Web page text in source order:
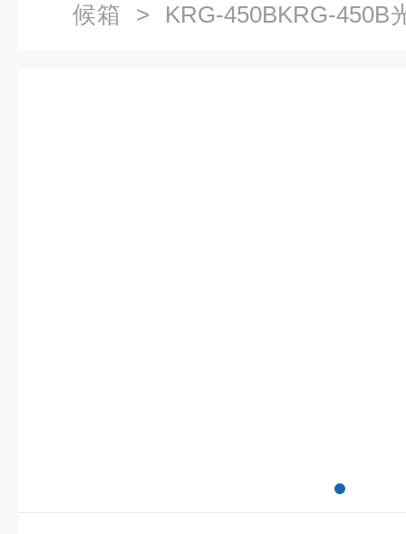
候箱 > KRG-450BKRG-450B